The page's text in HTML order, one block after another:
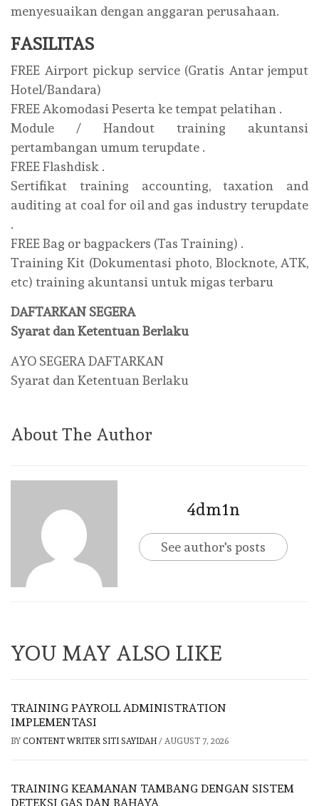
menyesuaikan dengan anggaran perusahaan.
FASILITAS
FREE Airport pickup service (Gratis Antar jemput
Hotel/Bandara)
FREE Akomodasi Peserta ke tempat pelatihan .
Module / Handout training akuntansi
pertambangan umum terupdate .
FREE Flashdisk .
Sertifikat training accounting, taxation and
auditing at coal for oil and gas industry terupdate
.
FREE Bag or bagpackers (Tas Training) .
Training Kit (Dokumentasi photo, Blocknote, ATK,
etc) training akuntansi untuk migas terbaru
DAFTARKAN SEGERA
Syarat dan Ketentuan Berlaku
AYO SEGERA DAFTARKAN
Syarat dan Ketentuan Berlaku
About The Author
4dm1n
See author's posts
YOU MAY ALSO LIKE
TRAINING PAYROLL ADMINISTRATION
IMPLEMENTASI
BY CONTENT WRITER SITI SAYIDAH / AUGUST 7, 2026
TRAINING KEAMANAN TAMBANG DENGAN SISTEM
DETEKSI GAS DAN BAHAYA